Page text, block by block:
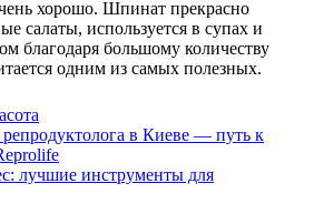
хорошо. Шпинат прекрасно
салаты, используется в супах и
благодаря большому количеству
одним из самых полезных.
репродуктолога в Киеве — путь к
лучшие инструменты для